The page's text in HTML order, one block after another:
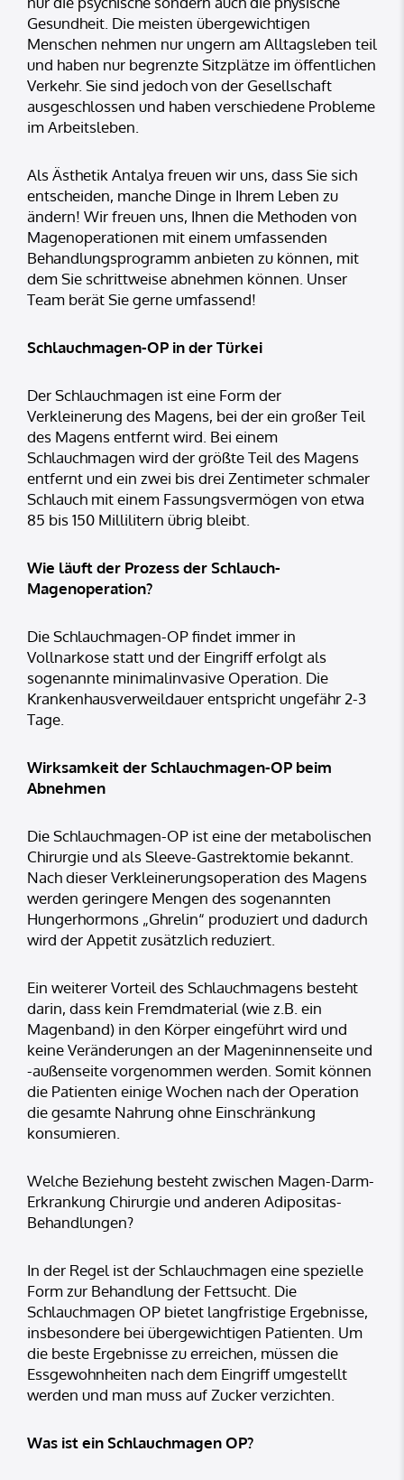
Gesundheit. Die meisten übergewichtigen
Menschen nehmen nur ungern am Alltagsleben teil
und haben nur begrenzte Sitzplätze im öffentlichen
Verkehr. Sie sind jedoch von der Gesellschaft
ausgeschlossen und haben verschiedene Probleme
im Arbeitsleben.
Als Ästhetik Antalya freuen wir uns, dass Sie sich
entscheiden, manche Dinge in Ihrem Leben zu
ändern! Wir freuen uns, Ihnen die Methoden von
Magenoperationen mit einem umfassenden
Behandlungsprogramm anbieten zu können, mit
dem Sie schrittweise abnehmen können. Unser
Team berät Sie gerne umfassend!
Schlauchmagen-OP in der Türkei
Der Schlauchmagen ist eine Form der
Verkleinerung des Magens, bei der ein großer Teil
des Magens entfernt wird. Bei einem
Schlauchmagen wird der größte Teil des Magens
entfernt und ein zwei bis drei Zentimeter schmaler
Schlauch mit einem Fassungsvermögen von etwa
85 bis 150 Millilitern übrig bleibt.
Wie läuft der Prozess der Schlauch-
Magenoperation?
Die Schlauchmagen-OP findet immer in
Vollnarkose statt und der Eingriff erfolgt als
sogenannte minimalinvasive Operation. Die
Krankenhausverweildauer entspricht ungefähr 2-3
Tage.
Wirksamkeit der Schlauchmagen-OP beim
Abnehmen
Die Schlauchmagen-OP ist eine der metabolischen
Chirurgie und als Sleeve-Gastrektomie bekannt.
Nach dieser Verkleinerungsoperation des Magens
werden geringere Mengen des sogenannten
Hungerhormons „Ghrelin“ produziert und dadurch
wird der Appetit zusätzlich reduziert.
Ein weiterer Vorteil des Schlauchmagens besteht
darin, dass kein Fremdmaterial (wie z.B. ein
Magenband) in den Körper eingeführt wird und
keine Veränderungen an der Mageninnenseite und
-außenseite vorgenommen werden. Somit können
die Patienten einige Wochen nach der Operation
die gesamte Nahrung ohne Einschränkung
konsumieren.
Welche Beziehung besteht zwischen Magen-Darm-
Erkrankung Chirurgie und anderen Adipositas-
Behandlungen?
In der Regel ist der Schlauchmagen eine spezielle
Form zur Behandlung der Fettsucht. Die
Schlauchmagen OP bietet langfristige Ergebnisse,
insbesondere bei übergewichtigen Patienten. Um
die beste Ergebnisse zu erreichen, müssen die
Essgewohnheiten nach dem Eingriff umgestellt
werden und man muss auf Zucker verzichten.
Was ist ein Schlauchmagen OP?